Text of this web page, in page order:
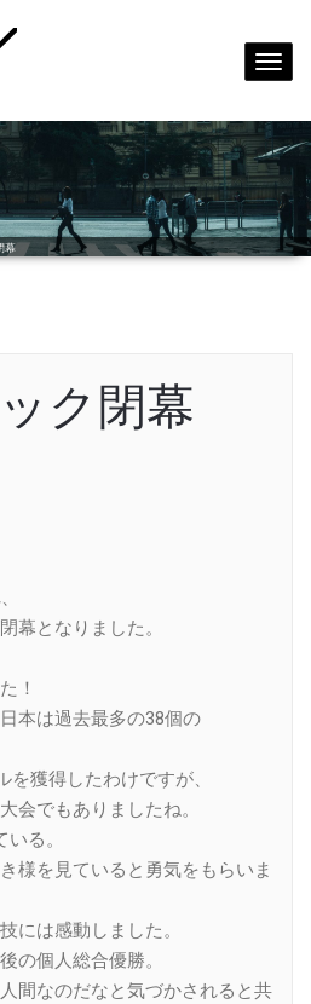
幕
ク閉幕
幕となりました。
！
本は過去最多の38個の
獲得したわけですが、
会でもありましたね。
る。
様を見ていると勇気をもらいま
には感動しました。
の個人総合優勝。
間なのだなと気づかされると共